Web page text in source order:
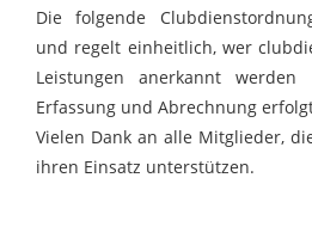
Die folgende
und regelt einheitlich, wer
Leistungen anerkannt
Erfassung und Abrechnung
Vielen Dank an alle Mitglieder,
ihren Einsatz unterstützen.